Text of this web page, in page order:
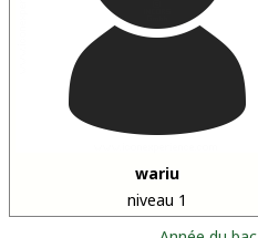
wariu
niveau 1